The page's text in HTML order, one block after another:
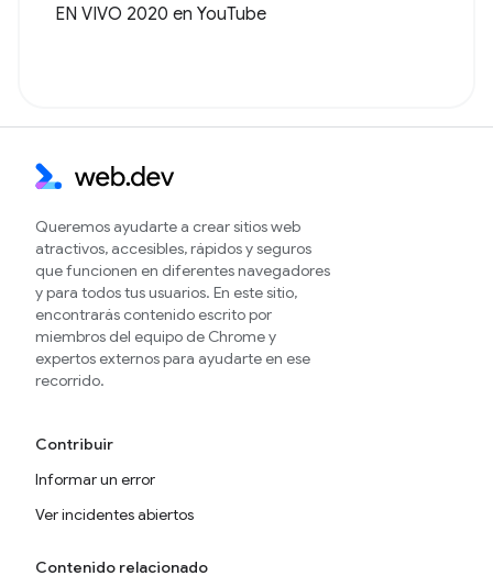
EN VIVO 2020 en YouTube
Queremos ayudarte a crear sitios web
atractivos, accesibles, rápidos y seguros
que funcionen en diferentes navegadores
y para todos tus usuarios. En este sitio,
encontrarás contenido escrito por
miembros del equipo de Chrome y
expertos externos para ayudarte en ese
recorrido.
Contribuir
Informar un error
Ver incidentes abiertos
Contenido relacionado